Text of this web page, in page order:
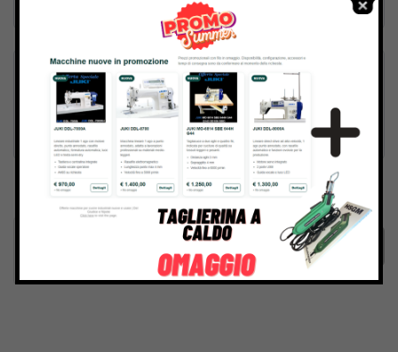
Inviando il messaggio confermo di aver letto e accettato